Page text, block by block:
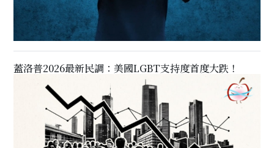
蓋洛普2026最新民調：美國LGBT支持度首度大跌！